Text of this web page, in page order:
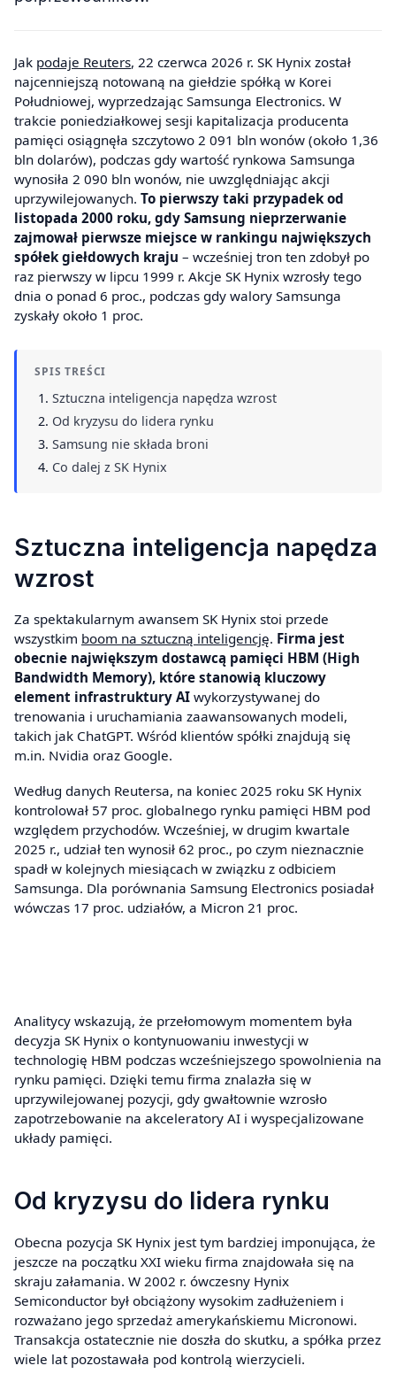
Jak podaje Reuters, 22 czerwca 2026 r. SK Hynix został
najcenniejszą notowaną na giełdzie spółką w Korei
Południowej, wyprzedzając Samsunga Electronics. W
trakcie poniedziałkowej sesji kapitalizacja producenta
pamięci osiągnęła szczytowo 2 091 bln wonów (około 1,36
bln dolarów), podczas gdy wartość rynkowa Samsunga
wynosiła 2 090 bln wonów, nie uwzględniając akcji
uprzywilejowanych. To pierwszy taki przypadek od
listopada 2000 roku, gdy Samsung nieprzerwanie
zajmował pierwsze miejsce w rankingu największych
spółek giełdowych kraju – wcześniej tron ten zdobył po
raz pierwszy w lipcu 1999 r. Akcje SK Hynix wzrosły tego
dnia o ponad 6 proc., podczas gdy walory Samsunga
zyskały około 1 proc.
SPIS TREŚCI
Sztuczna inteligencja napędza wzrost
Od kryzysu do lidera rynku
Samsung nie składa broni
Co dalej z SK Hynix
Sztuczna inteligencja napędza
wzrost
Za spektakularnym awansem SK Hynix stoi przede
wszystkim boom na sztuczną inteligencję. Firma jest
obecnie największym dostawcą pamięci HBM (High
Bandwidth Memory), które stanowią kluczowy
element infrastruktury AI wykorzystywanej do
trenowania i uruchamiania zaawansowanych modeli,
takich jak ChatGPT. Wśród klientów spółki znajdują się
m.in. Nvidia oraz Google.
Według danych Reutersa, na koniec 2025 roku SK Hynix
kontrolował 57 proc. globalnego rynku pamięci HBM pod
względem przychodów. Wcześniej, w drugim kwartale
2025 r., udział ten wynosił 62 proc., po czym nieznacznie
spadł w kolejnych miesiącach w związku z odbiciem
Samsunga. Dla porównania Samsung Electronics posiadał
wówczas 17 proc. udziałów, a Micron 21 proc.
Analitycy wskazują, że przełomowym momentem była
decyzja SK Hynix o kontynuowaniu inwestycji w
technologię HBM podczas wcześniejszego spowolnienia na
rynku pamięci. Dzięki temu firma znalazła się w
uprzywilejowanej pozycji, gdy gwałtownie wzrosło
zapotrzebowanie na akceleratory AI i wyspecjalizowane
układy pamięci.
Od kryzysu do lidera rynku
Obecna pozycja SK Hynix jest tym bardziej imponująca, że
jeszcze na początku XXI wieku firma znajdowała się na
skraju załamania. W 2002 r. ówczesny Hynix
Semiconductor był obciążony wysokim zadłużeniem i
rozważano jego sprzedaż amerykańskiemu Micronowi.
Transakcja ostatecznie nie doszła do skutku, a spółka przez
wiele lat pozostawała pod kontrolą wierzycieli.